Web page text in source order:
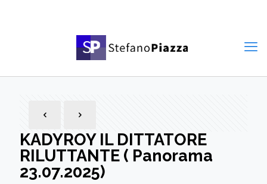
KADYROY IL DITTATORE
RILUTTANTE ( Panorama
23.07.2025)